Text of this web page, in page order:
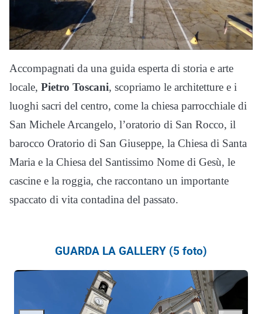
Accompagnati da una guida esperta di storia e arte
locale, Pietro Toscani, scopriamo le architetture e i
luoghi sacri del centro, come la chiesa parrocchiale di
San Michele Arcangelo, l’oratorio di San Rocco, il
barocco Oratorio di San Giuseppe, la Chiesa di Santa
Maria e la Chiesa del Santissimo Nome di Gesù, le
cascine e la roggia, che raccontano un importante
spaccato di vita contadina del passato.
GUARDA LA GALLERY (5 foto)